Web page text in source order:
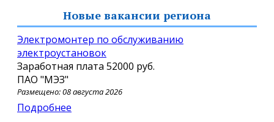
Новые вакансии региона
электромонтер по обслуживанию
электроустановок
Заработная плата 52000 руб.
ПАО "МЭЗ"
Размещено: 08 августа 2026
Подробнее